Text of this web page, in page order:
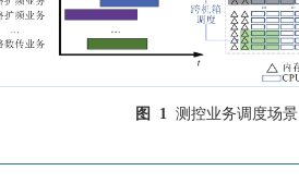
图 1 测控业务调度场景